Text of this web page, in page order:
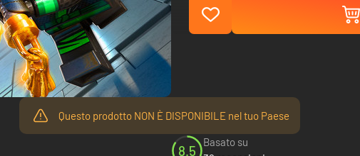
Questo prodotto NON È DISPONIBILE nel tuo Paese
8.5
Basato su